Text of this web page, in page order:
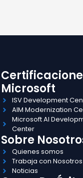
Microsoft
ISV Development
AIM Modernization
Microsoft AI
Center
Sobre
Quienes somos
Trabaja con Nosotros
Noticias